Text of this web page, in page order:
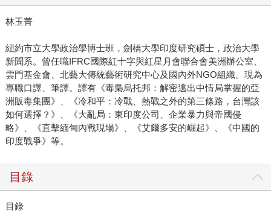
林玉菁
紐約市立大學政治學博士班，劍橋大學印度研究碩士，政治大學
新聞系。曾任職IFRC國際紅十字與紅星月會聯合會美洲辦公室、
雲門基金會、北藝大傳統藝術研究中心及國內外NGO組織。現為
專職口譯、筆譯。譯有《毒梟烏托邦：解密逃出中情局掌握的亞
洲販毒集團》、《冷和平：冷戰、熱戰之外的第三條路，台灣該
如何選擇？》、《大亂局：東印度公司、企業暴力與帝國侵
略》、《直擊緬甸內戰現場》、《艾爾多安的崛起》、《中國的
印度戰爭》等。
目錄
目錄